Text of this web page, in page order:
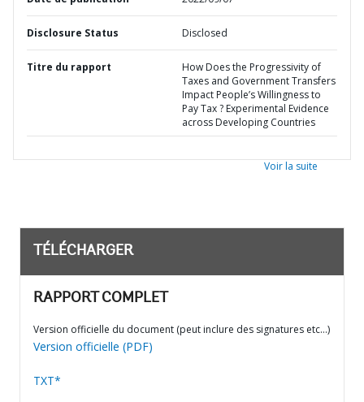
Disclosure Status Disclosed
Titre du rapport
How Does the Progressivity of
Taxes and Government Transfers
Impact People’s Willingness to
Pay Tax ? Experimental Evidence
across Developing Countries
Voir la suite
TÉLÉCHARGER
RAPPORT COMPLET
Version officielle du document (peut inclure des signatures etc…)
Version officielle (PDF)
TXT*